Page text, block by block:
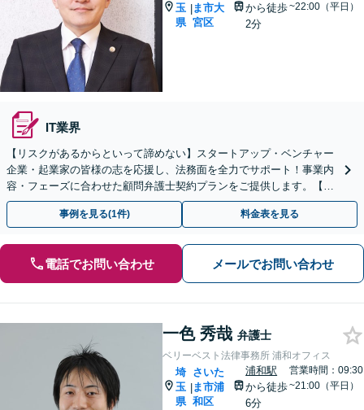
玉
県
|ま市大
宮区
から徒歩
2分
~22:00（平日）
IT業界
【リスクがあるからといって諦めない】スタートアップ・ベンチャー
企業・起業家の皆様の志を応援し、法務面を全力でサポート！事業内
容・フェーズに合わせた顧問弁護士契約プランをご提供します。【顧
問契約／企業法務】
事例を見る(1件) 料金表を見る
電話でお問い合わせ メールでお問い合わせ
一色 秀哉 弁護士
ベリーベスト法律事務所 浦和オフィス
埼
玉
県
|
さいた
ま市浦
和区
浦和駅
から徒歩
6分
営業時間：09:30
~21:00（平日）